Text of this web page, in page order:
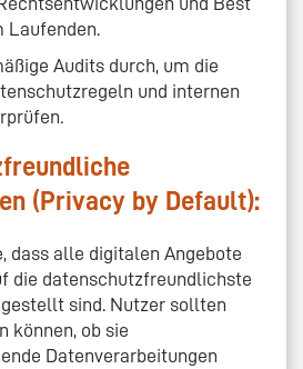
Laufenden.
Audits durch, um die
und internen
(Privacy by Default):
dass alle digitalen Angebote
die datenschutzfreundlichste
sind. Nutzer sollten
können, ob sie
Datenverarbeitungen